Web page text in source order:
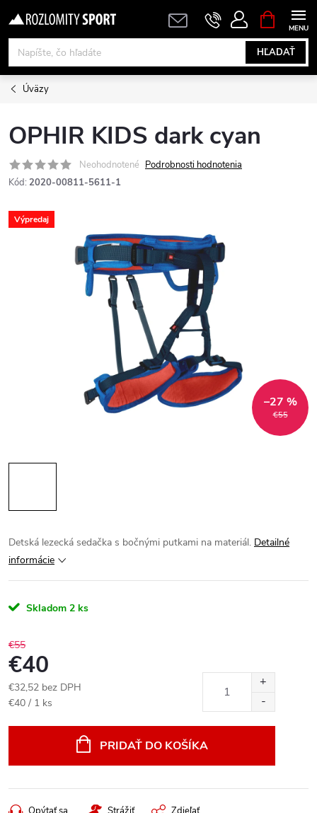
na
obsah
HĽADAŤ
KOŠÍK
Úväzy
OPHIR KIDS dark cyan
Neohodnotené Podrobnosti hodnotenia
Kód: 2020-00811-5611-1
Výpredaj
€55
–27 %
Detská lezecká sedačka s bočnými putkami na materiál. Detailné
informácie
Skladom 2 ks
€55
€40
€32,52 bez DPH
Jednotková
€40 / 1 ks
PRIDAŤ DO KOŠÍKA